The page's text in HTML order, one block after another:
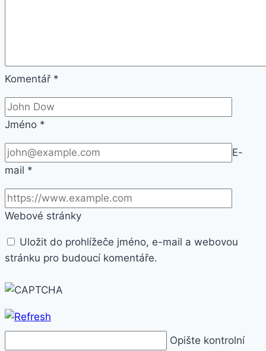
Komentář *
Jméno *
E-
mail *
Webové stránky
Uložit do prohlížeče jméno, e-mail a webovou
stránku pro budoucí komentáře.
Opište kontrolní